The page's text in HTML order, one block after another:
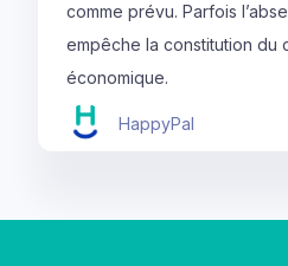
comme prévu. Parfois
empêche la constitution du
économique.
HappyPal